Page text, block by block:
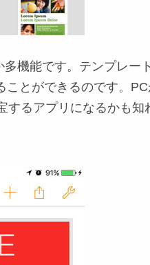
機能です。テンプレー
ことができるのです。PC
するアプリになるかも知